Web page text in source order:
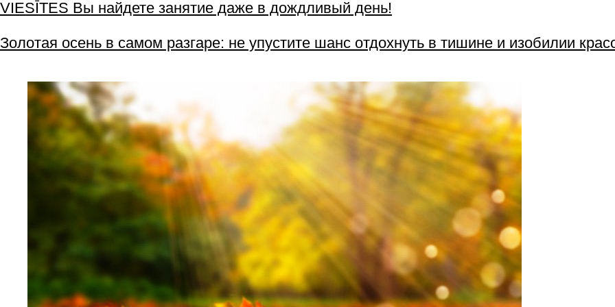
VIESĪTES Вы найдете занятие даже в дождливый день!
Золотая осень в самом разгаре: не упустите шанс отдохнуть в тишине и изобилии